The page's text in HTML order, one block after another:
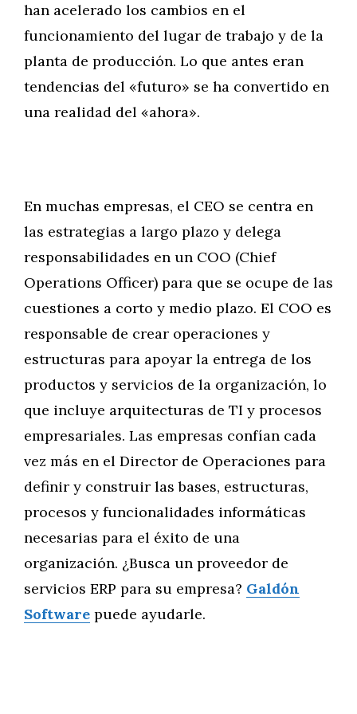
han acelerado los cambios en el
funcionamiento del lugar de trabajo y de la
planta de producción. Lo que antes eran
tendencias del «futuro» se ha convertido en
una realidad del «ahora».
En muchas empresas, el CEO se centra en
las estrategias a largo plazo y delega
responsabilidades en un COO (Chief
Operations Officer) para que se ocupe de las
cuestiones a corto y medio plazo. El COO es
responsable de crear operaciones y
estructuras para apoyar la entrega de los
productos y servicios de la organización, lo
que incluye arquitecturas de TI y procesos
empresariales. Las empresas confían cada
vez más en el Director de Operaciones para
definir y construir las bases, estructuras,
procesos y funcionalidades informáticas
necesarias para el éxito de una
organización. ¿Busca un proveedor de
servicios ERP para su empresa? Galdón
Software puede ayudarle.